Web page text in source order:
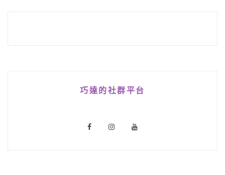
巧達的社群平台